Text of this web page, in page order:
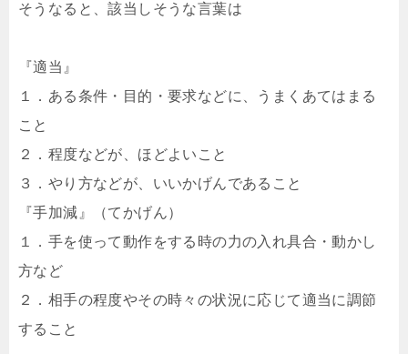
そうなると、該当しそうな言葉は
『適当』
１．ある条件・目的・要求などに、うまくあてはまる
こと
２．程度などが、ほどよいこと
３．やり方などが、いいかげんであること
『手加減』（てかげん）
１．手を使って動作をする時の力の入れ具合・動かし
方など
２．相手の程度やその時々の状況に応じて適当に調節
すること